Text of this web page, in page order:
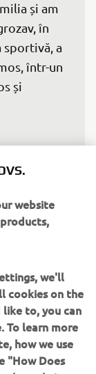
și am
în
sportivă, a
într-un
și
a reușit
este o
specifice
din
experimentat
website
we'll
cookies on the
like to, you can
To learn more
how we use
"How Does